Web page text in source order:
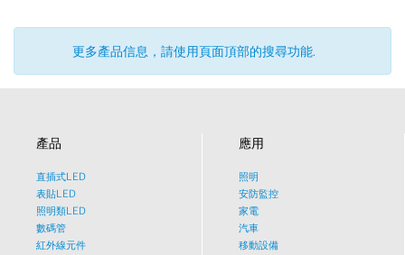
更多產品信息，請使用頁面頂部的搜尋功能.
產品
直插式LED
表貼LED
照明類LED
數碼管
紅外線元件
應用
照明
安防監控
家電
汽車
移動設備